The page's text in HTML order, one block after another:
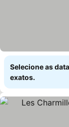
Selecione as
exatos.